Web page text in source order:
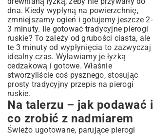
dna. Kiedy wypłyną na powierzchnię,
zmniejszamy ogień i gotujemy jeszcze 2-
3 minuty. Ile gotować tradycyjne pierogi
ruskie? To zależy od grubości ciasta, ale
te 3 minuty od wypłynięcia to zazwyczaj
idealny czas. Wyławiamy je łyżką
cedzakową i gotowe. Właśnie
stworzyliście coś pysznego, stosując
prosty tradycyjny przepis na pierogi
ruskie.
Na talerzu – jak podawać i
co zrobić z nadmiarem
Świeżo ugotowane, parujące pierogi